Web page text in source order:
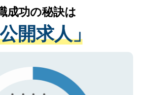
の取り扱いについての厳密な
たした事業者のみに付与され
シーマークを取得済みです。
に関してもご安心ください。
現在の医療機関の状況や紹介
ながら、適切なアドバイスを
きます。すぐにご転職をされ
長期的なサポートが可能です
ご登録ください。
成功の秘訣は
開求人」